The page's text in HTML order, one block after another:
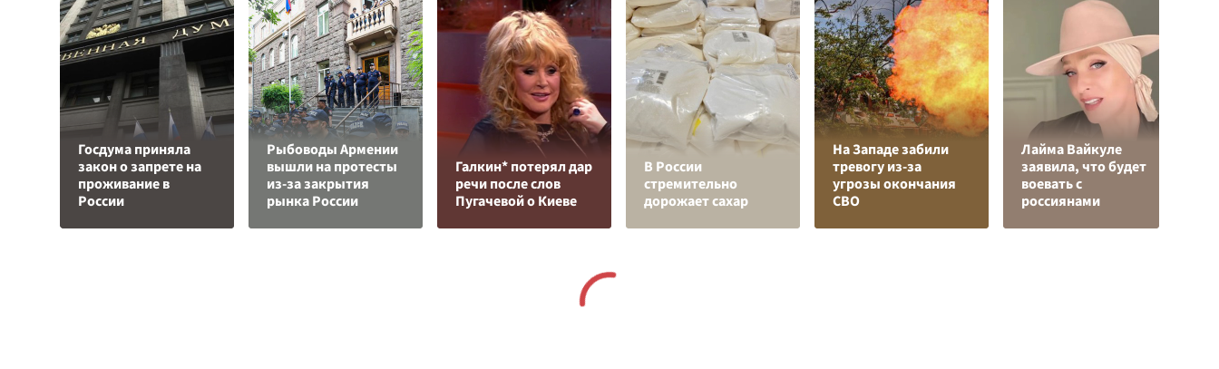
Госдума приняла
закон о запрете на
проживание в
России
Рыбоводы Армении
вышли на протесты
из-за закрытия
рынка России
Галкин* потерял дар
речи после слов
Пугачевой о Киеве
В России
стремительно
дорожает сахар
На Западе забили
тревогу из-за
угрозы окончания
СВО
Лайма Вайкуле
заявила, что будет
воевать с
россиянами